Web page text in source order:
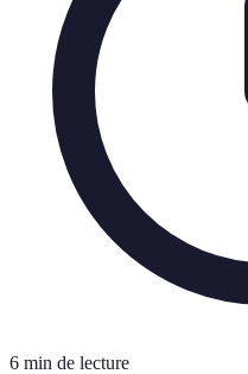
6 min de lecture